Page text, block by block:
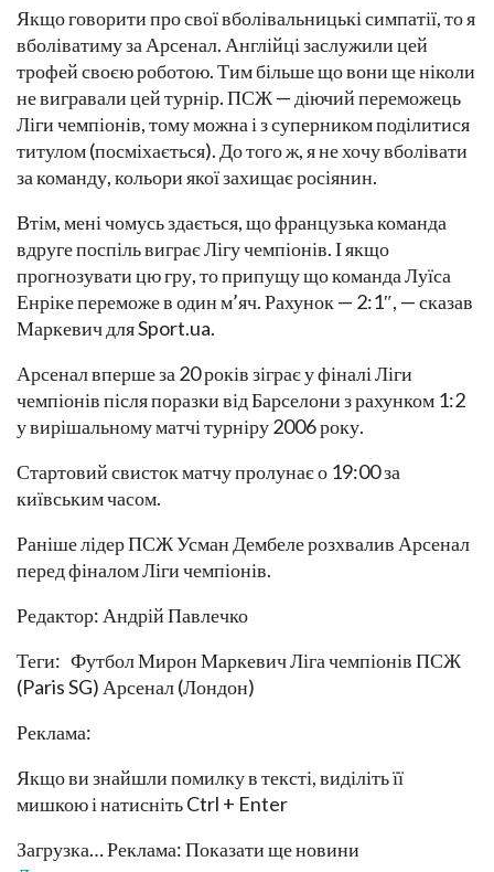
Якщо говорити про свої вболівальницькі симпатії, то я
вболіватиму за Арсенал. Англійці заслужили цей
трофей своєю роботою. Тим більше що вони ще ніколи
не вигравали цей турнір. ПСЖ — діючий переможець
Ліги чемпіонів, тому можна і з суперником поділитися
титулом (посміхається). До того ж, я не хочу вболівати
за команду, кольори якої захищає росіянин.
Втім, мені чомусь здається, що французька команда
вдруге поспіль виграє Лігу чемпіонів. І якщо
прогнозувати цю гру, то припущу що команда Луїса
Енріке переможе в один м’яч. Рахунок — 2:1″, — сказав
Маркевич для Sport.ua.
Арсенал вперше за 20 років зіграє у фіналі Ліги
чемпіонів після поразки від Барселони з рахунком 1:2
у вирішальному матчі турніру 2006 року.
Стартовий свисток матчу пролунає о 19:00 за
київським часом.
Раніше лідер ПСЖ Усман Дембеле розхвалив Арсенал
перед фіналом Ліги чемпіонів.
Редактор: Андрій Павлечко
Теги: Футбол Мирон Маркевич Ліга чемпіонів ПСЖ
(Paris SG) Арсенал (Лондон)
Реклама:
Якщо ви знайшли помилку в тексті, виділіть її
мишкою і натисніть Ctrl + Enter
Загрузка… Реклама: Показати ще новини